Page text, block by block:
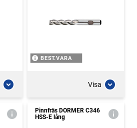
BEST.VARA
Visa
Pinnfräs DORMER C346
HSS-E lång